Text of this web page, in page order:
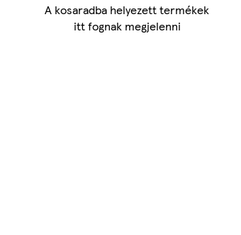
A kosaradba helyezett termékek
itt fognak megjelenni